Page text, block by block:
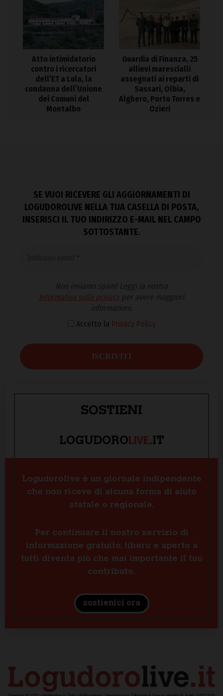
Atto intimidatorio
contro i ricercatori
dell’ET a Lula, la
condanna dell’Unione
dei Comuni del
Montalbo
Guardia di Finanza, 25
allievi marescialli
assegnati ai reparti di
Sassari, Olbia,
Alghero, Porto Torres e
Ozieri
SE VUOI RICEVERE GLI AGGIORNAMENTI DI
LOGUDOROLIVE NELLA TUA CASELLA DI POSTA,
INSERISCI IL TUO INDIRIZZO E-MAIL NEL CAMPO
SOTTOSTANTE.
Non inviamo spam! Leggi la nostra
Informativa sulla privacyper avere maggiori
informazioni.
Accetto la Privacy Policy
SOSTIENI
LOGUDOROLIVE.IT
Logudorolive è un giornale indipendente
che non riceve di alcuna forma di aiuto
statale o regionale.
Per continuare il nostro servizio di
informazione gratuito, libero e aperto a
tutti diventa più che mai importante il tuo
contributo.
sostienici ora